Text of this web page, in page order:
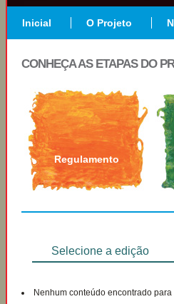
Inicial O Projeto
CONHEÇA AS ETAPAS DO
Regulamento
Selecione a edição
Nenhum conteúdo encontrado